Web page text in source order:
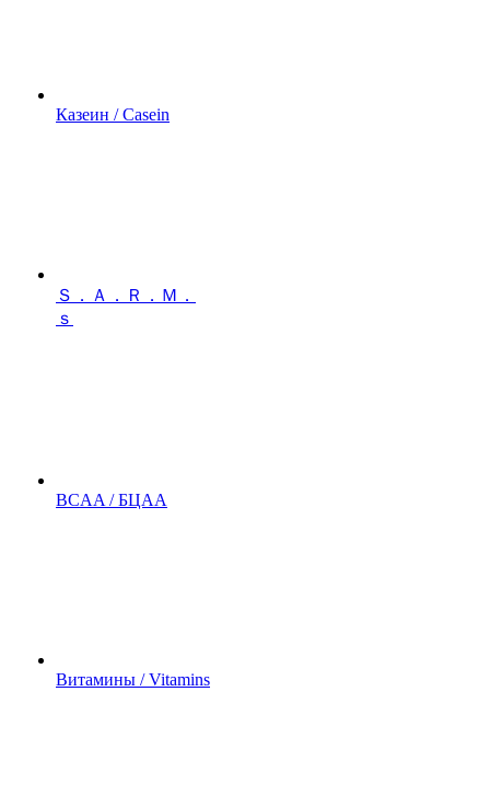
Казеин / Casein
Ｓ．Ａ．Ｒ．Ｍ．
ｓ
BCAA / БЦАА
Витамины / Vitamins